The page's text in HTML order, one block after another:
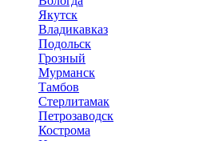
Якутск
Владикавказ
Подольск
Грозный
Мурманск
Тамбов
Стерлитамак
Петрозаводск
Кострома